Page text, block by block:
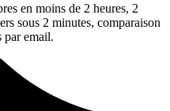
en moins de 2 heures, 2
sous 2 minutes, comparaison
par email.